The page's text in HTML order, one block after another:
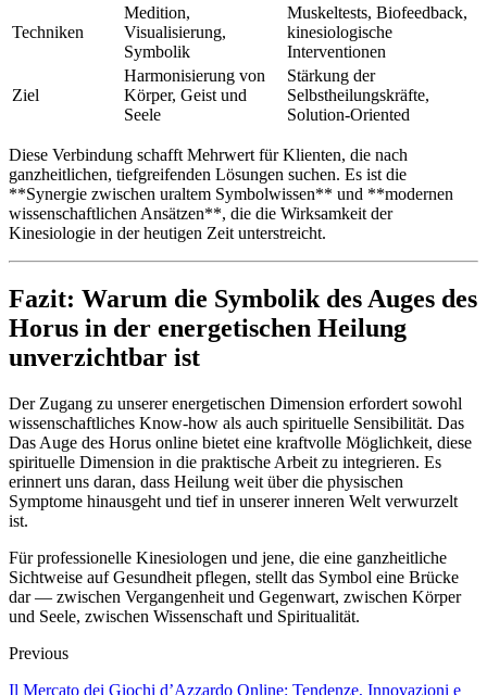
Techniken
Medition,
Visualisierung,
Symbolik
Muskeltests, Biofeedback,
kinesiologische
Interventionen
Ziel
Harmonisierung von
Körper, Geist und
Seele
Stärkung der
Selbstheilungskräfte,
Solution-Oriented
Diese Verbindung schafft Mehrwert für Klienten, die nach
ganzheitlichen, tiefgreifenden Lösungen suchen. Es ist die
**Synergie zwischen uraltem Symbolwissen** und **modernen
wissenschaftlichen Ansätzen**, die die Wirksamkeit der
Kinesiologie in der heutigen Zeit unterstreicht.
Fazit: Warum die Symbolik des Auges des
Horus in der energetischen Heilung
unverzichtbar ist
Der Zugang zu unserer energetischen Dimension erfordert sowohl
wissenschaftliches Know-how als auch spirituelle Sensibilität. Das
Das Auge des Horus online bietet eine kraftvolle Möglichkeit, diese
spirituelle Dimension in die praktische Arbeit zu integrieren. Es
erinnert uns daran, dass Heilung weit über die physischen
Symptome hinausgeht und tief in unserer inneren Welt verwurzelt
ist.
Für professionelle Kinesiologen und jene, die eine ganzheitliche
Sichtweise auf Gesundheit pflegen, stellt das Symbol eine Brücke
dar — zwischen Vergangenheit und Gegenwart, zwischen Körper
und Seele, zwischen Wissenschaft und Spiritualität.
Previous
Il Mercato dei Giochi d’Azzardo Online: Tendenze, Innovazioni e